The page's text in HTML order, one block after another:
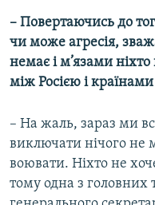
– Повертаючись до
чи може агресія,
немає і м’язами
між Росією і
– На жаль, зараз ми
виключати нічого не
воювати. Ніхто не
тому одна з головних